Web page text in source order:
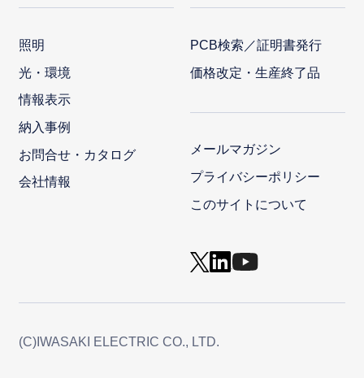
照明
光・環境
情報表示
納入事例
お問合せ・カタログ
会社情報
PCB検索／証明書発行
価格改定・生産終了品
メールマガジン
プライバシーポリシー
このサイトについて
(C)IWASAKI ELECTRIC CO., LTD.